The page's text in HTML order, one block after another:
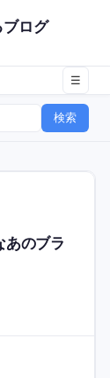
ログ
☰
検索
あのブラ